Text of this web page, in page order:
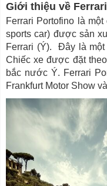
Giới thiệu về
Ferrari Portofino là
sports car) được sản
Ferrari (Ý). Đây là
Chiếc xe được đặt
bắc nước Ý. Ferrari
Frankfurt Motor Show